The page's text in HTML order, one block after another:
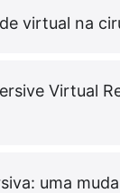
virtual na
Virtual
uma